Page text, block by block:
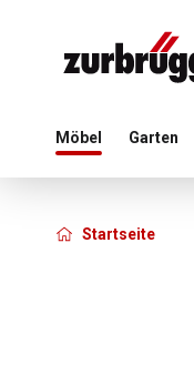
Choose a different
Möbel Garten
Startseite